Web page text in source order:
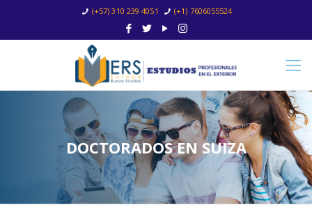
(+57) 310 239 4051 (+1) 7606055524
DOCTORADOS EN SUIZA